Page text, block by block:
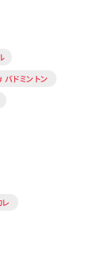
バドミントン
レ